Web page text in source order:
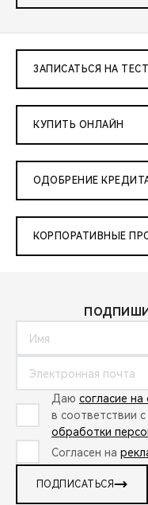
ЗАПИСАТЬСЯ НА
КУПИТЬ ОНЛАЙН
ОДОБРЕНИЕ
КОРПОРАТИВНЫЕ
Даю согласие
в соответствии с
обработки
Согласен на
ПОДПИСАТЬСЯ